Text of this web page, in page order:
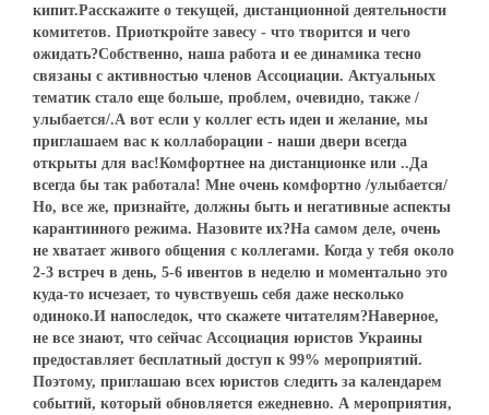
кипит.Расскажите о текущей, дистанционной деятельности
комитетов. Приоткройте завесу - что творится и чего
ожидать?Собственно, наша работа и ее динамика тесно
связаны с активностью членов Ассоциации. Актуальных
тематик стало еще больше, проблем, очевидно, также /
улыбается/.А вот если у коллег есть идеи и желание, мы
приглашаем вас к коллаборации - наши двери всегда
открыты для вас!Комфортнее на дистанционке или ..Да
всегда бы так работала! Мне очень комфортно /улыбается/
Но, все же, признайте, должны быть и негативные аспекты
карантинного режима. Назовите их?На самом деле, очень
не хватает живого общения с коллегами. Когда у тебя около
2-3 встреч в день, 5-6 ивентов в неделю и моментально это
куда-то исчезает, то чувствуешь себя даже несколько
одиноко.И напоследок, что скажете читателям?Наверное,
не все знают, что сейчас Ассоциация юристов Украины
предоставляет бесплатный доступ к 99% мероприятий.
Поэтому, приглашаю всех юристов следить за календарем
событий, который обновляется ежедневно. А мероприятия,